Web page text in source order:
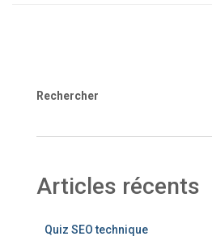
Rechercher
Articles récents
Quiz SEO technique